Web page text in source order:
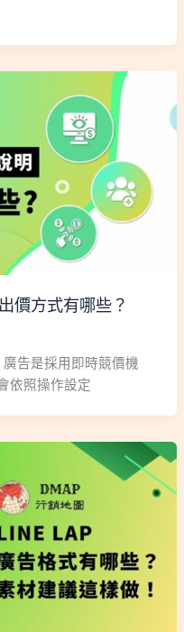
價方式有哪些？
告是採用即時競價機
依照操作設定